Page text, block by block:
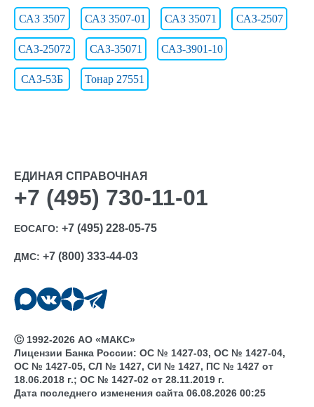
САЗ 3507 САЗ 3507-01 САЗ 35071 САЗ-2507
САЗ-25072 САЗ-35071 САЗ-3901-10
САЗ-53Б Тонар 27551
ЕДИНАЯ СПРАВОЧНАЯ
+7 (495) 730-11-01
ЕОСАГО: +7 (495) 228-05-75
ДМС: +7 (800) 333-44-03
Ⓒ 1992-2026 АО «МАКС»
Лицензии Банка России: ОС № 1427-03, ОС № 1427-04,
ОС № 1427-05, СЛ № 1427, СИ № 1427, ПС № 1427 от
18.06.2018 г.; ОС № 1427-02 от 28.11.2019 г.
Дата последнего изменения сайта 06.08.2026 00:25